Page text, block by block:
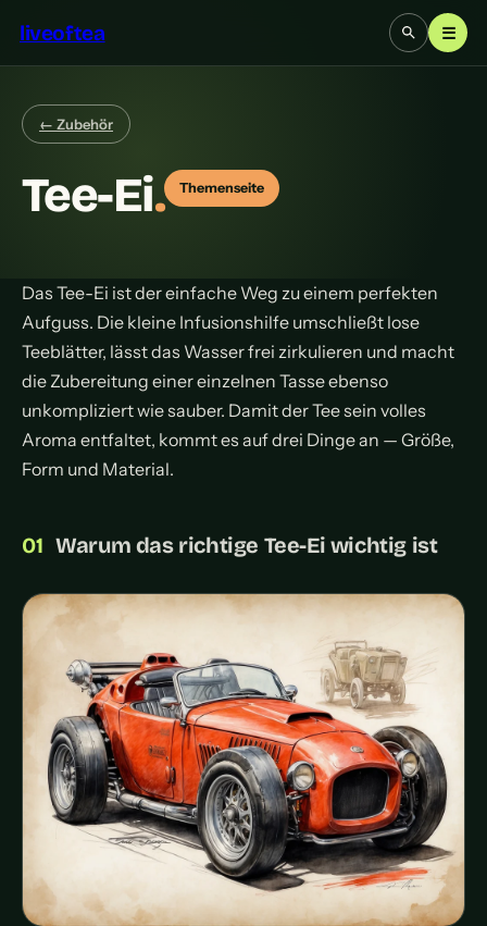
liveoftea ☰
← Zubehör
Tee-Ei. Themenseite
Das Tee-Ei ist der einfache Weg zu einem perfekten
Aufguss. Die kleine Infusionshilfe umschließt lose
Teeblätter, lässt das Wasser frei zirkulieren und macht
die Zubereitung einer einzelnen Tasse ebenso
unkompliziert wie sauber. Damit der Tee sein volles
Aroma entfaltet, kommt es auf drei Dinge an — Größe,
Form und Material.
Warum das richtige Tee-Ei wichtig ist